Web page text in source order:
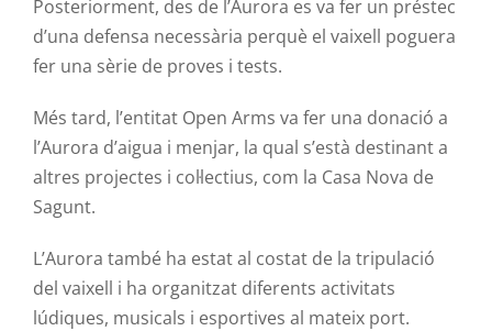
Posteriorment, des de l’Aurora es va fer un préstec
d’una defensa necessària perquè el vaixell poguera
fer una sèrie de proves i tests.
Més tard, l’entitat Open Arms va fer una donació a
l’Aurora d’aigua i menjar, la qual s’està destinant a
altres projectes i col·lectius, com la Casa Nova de
Sagunt.
L’Aurora també ha estat al costat de la tripulació
del vaixell i ha organitzat diferents activitats
lúdiques, musicals i esportives al mateix port.